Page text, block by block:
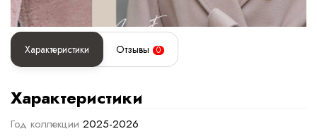
Характеристики Отзывы 0
Характеристики
Год коллекции 2025-2026